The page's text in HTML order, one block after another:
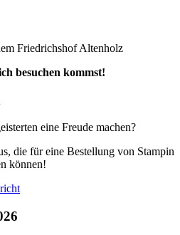
Friedrichshof Altenholz
besuchen kommst!
eine Freude machen?
die für eine Bestellung von Stampin
können!